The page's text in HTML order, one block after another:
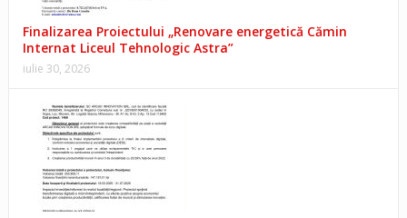
Finalizarea Proiectului „Renovare energetică Cămin
Internat Liceul Tehnologic Astra”
iulie 30, 2026